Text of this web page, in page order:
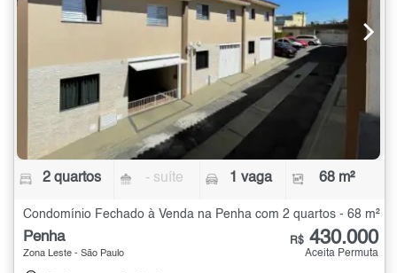
2 quartos - suíte 1 vaga 68 m²
Condomínio Fechado à Venda na Penha com 2 quartos - 68 m²
Penha
Zona Leste - São Paulo
R$ 430.000
Aceita Permuta